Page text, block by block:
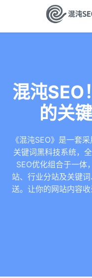
混沌SEO
的关
《混沌SEO》是一套
关键词黑科技系统，
SEO优化组合于一体
站、行业分站及关键
送。让你的网站内容